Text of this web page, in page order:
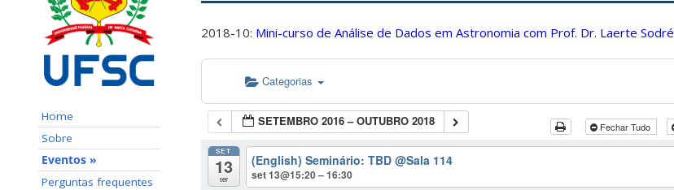
Home
Sobre
Eventos »
Perguntas frequentes
2018-10: Mini-curso de Análise de Dados em Astronomia com Prof. Dr. Laerte Sodré
Categorias
SETEMBRO 2016 – OUTUBRO 2018 Fechar Tudo
SET
13
ter
(English) Seminário: TBD @Sala 114
set 13@15:20 – 16:30